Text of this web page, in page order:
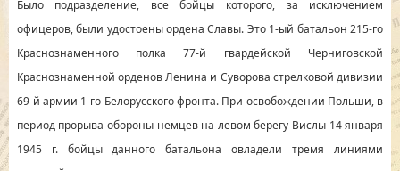
Было подразделение, все бойцы которого, за исключением
офицеров, были удостоены ордена Славы. Это 1-ый батальон 215-го
Краснознаменного полка 77-й гвардейской Черниговской
Краснознаменной орденов Ленина и Суворова стрелковой дивизии
69-й армии 1-го Белорусского фронта. При освобождении Польши, в
период прорыва обороны немцев на левом берегу Вислы 14 января
1945 г. бойцы данного батальона овладели тремя линиями